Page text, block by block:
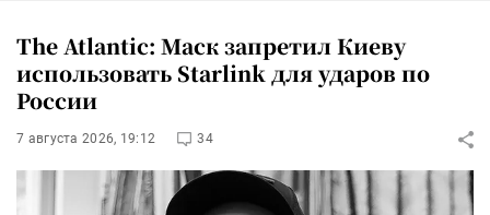
The Atlantic: Маск запретил Киеву
использовать Starlink для ударов по
России
7 августа 2026, 19:12 34